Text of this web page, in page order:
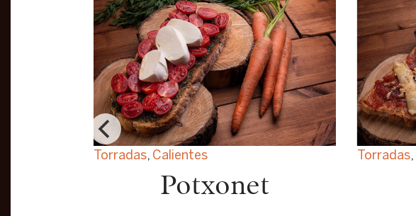
Torradas, Calientes
Potxonet
Torradas,